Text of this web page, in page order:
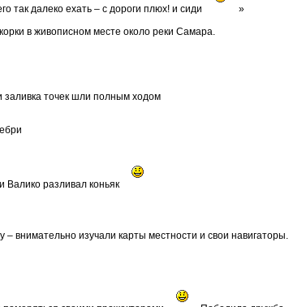
так далеко ехать – с дороги плюх! и сиди
»
в живописном месте около реки Самара.
заливка точек шли полным ходом
Валико разливал коньяк
– внимательно изучали карты местности и свои навигаторы.